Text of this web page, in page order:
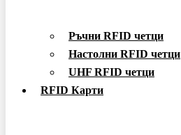
Ръчни RFID четци
Настолни RFID четци
UHF RFID четци
RFID Карти